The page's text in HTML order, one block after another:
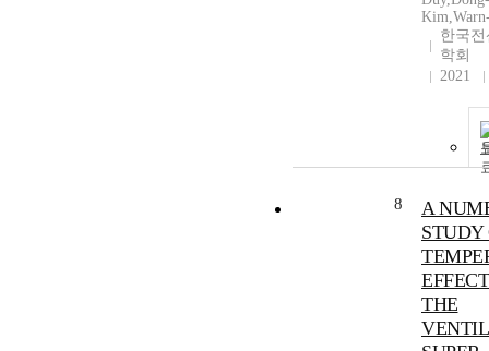
한국
학회
2021
8
A
STUDY
THE